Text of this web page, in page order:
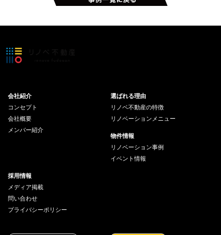
会社紹介
コンセプト
会社概要
メンバー紹介
選ばれる理由
リノベ不動産の特徴
リノベーションメニュー
物件情報
リノベーション事例
イベント情報
採用情報
メディア掲載
問い合わせ
プライバシーポリシー